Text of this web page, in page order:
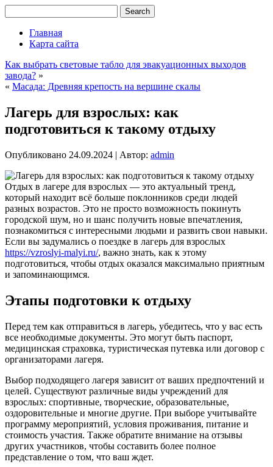
Главная
Карта сайта
Как выбрать световые табло для эвакуационных выходов
завода? »
« Масада: Древняя крепость на вершине скалы
Лагерь для взрослых: как
подготовиться к такому отдыху
Опубликовано 24.09.2024 | Автор: admin
Отдых в лагере для взрослых — это актуальный тренд,
который находит всё больше поклонников среди людей
разных возрастов. Это не просто возможность покинуть
городской шум, но и шанс получить новые впечатления,
познакомиться с интересными людьми и развить свои навыки.
Если вы задумались о поездке в лагерь для взрослых
https://vzroslyi-malyi.ru/, важно знать, как к этому
подготовиться, чтобы отдых оказался максимально приятным
и запоминающимся.
Этапы подготовки к отдыху
Перед тем как отправиться в лагерь, убедитесь, что у вас есть
все необходимые документы. Это могут быть паспорт,
медицинская страховка, туристическая путевка или договор с
организаторами лагеря.
Выбор подходящего лагеря зависит от ваших предпочтений и
целей. Существуют различные виды учреждений для
взрослых: спортивные, творческие, образовательные,
оздоровительные и многие другие. При выборе учитывайте
программу мероприятий, условия проживания, питание и
стоимость участия. Также обратите внимание на отзывы
других участников, чтобы составить более полное
представление о том, что ваш ждет.